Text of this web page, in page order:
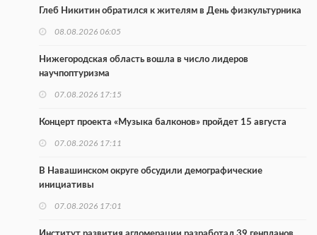
Глеб Никитин обратился к жителям в День физкультурника
08.08.2026 06:05
Нижегородская область вошла в число лидеров
научпоптуризма
07.08.2026 17:15
Концерт проекта «Музыка балконов» пройдет 15 августа
07.08.2026 17:11
В Навашинском округе обсудили демографические
инициативы
07.08.2026 17:01